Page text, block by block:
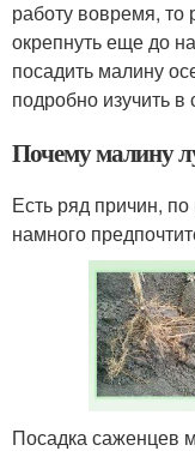
работу вовремя, то
окрепнуть еще до
посадить малину
подробно изучить в
Почему малину
Есть ряд причин,
намного
Посадка саженцев